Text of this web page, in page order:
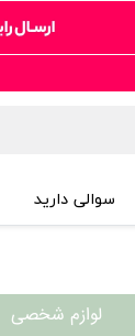
سوالی دارید
لوازم شخصی